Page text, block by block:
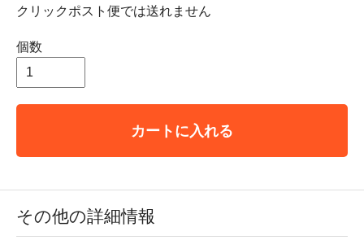
クリックポスト便では送れません
個数
カートに入れる
その他の詳細情報